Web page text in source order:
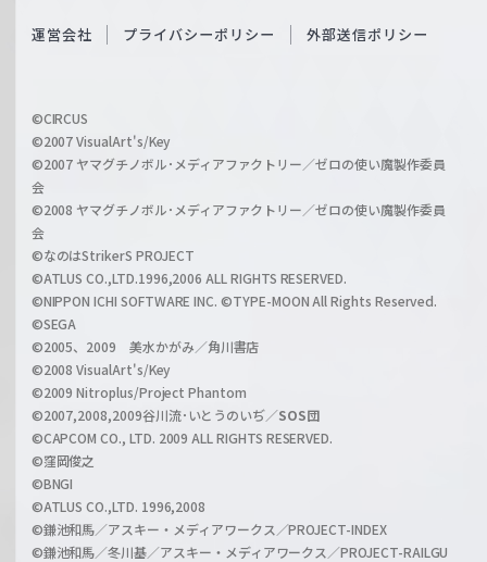
c
a
r
z
O
i
l
h
a
n
l
運営会社 プライバシーポリシー 外部送信ポリシー
©CIRCUS
©2007 VisualArt's/Key
©2007 ヤマグチノボル･メディアファクトリー／ゼロの使い魔製作委員
会
©2008 ヤマグチノボル･メディアファクトリー／ゼロの使い魔製作委員
会
©なのはStrikerS PROJECT
©ATLUS CO.,LTD.1996,2006 ALL RIGHTS RESERVED.
©NIPPON ICHI SOFTWARE INC. ©TYPE-MOON All Rights Reserved.
©SEGA
©2005、2009 美水かがみ／角川書店
©2008 VisualArt's/Key
©2009 Nitroplus/Project Phantom
©2007,2008,2009谷川流･いとうのいぢ／SOS団
©CAPCOM CO., LTD. 2009 ALL RIGHTS RESERVED.
©窪岡俊之
©BNGI
©ATLUS CO.,LTD. 1996,2008
©鎌池和馬／アスキー・メディアワークス／PROJECT-INDEX
©鎌池和馬／冬川基／アスキー・メディアワークス／PROJECT-RAILGU